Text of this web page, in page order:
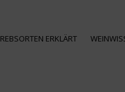
REBSORTEN ERKLÄRT